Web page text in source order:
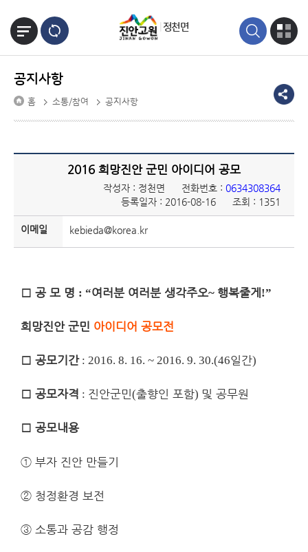
정천면
공지사항
홈 소통/참여 공지사항
2016 희망진안 군민 아이디어 공모
작성자 : 정천면 전화번호 : 0634308364
등록일자 : 2016-08-16
조회 : 1351
이메일 kebieda@korea.kr
□ 공 모 명 : “여러분 여러분 생각주오~ 행복줄게 !”
희망진안 군민 아이디어 공모전
□ 공모기간 : 2016. 8. 16. ~ 2016. 9. 30.(46일간)
□ 공모자격 : 진안군민(출향인 포함) 및 공무원
□ 공모내용
① 부자 진안 만들기
② 청정환경 보전
③ 소통과 공감 행정